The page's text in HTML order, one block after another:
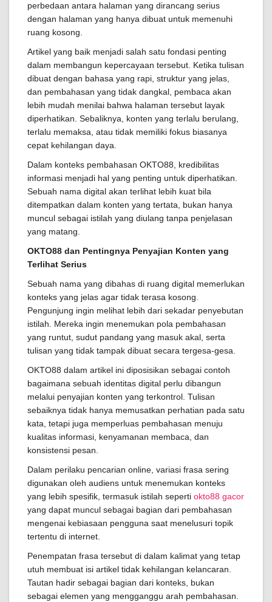
perbedaan antara halaman yang dirancang serius
dengan halaman yang hanya dibuat untuk memenuhi
ruang kosong.
Artikel yang baik menjadi salah satu fondasi penting
dalam membangun kepercayaan tersebut. Ketika tulisan
dibuat dengan bahasa yang rapi, struktur yang jelas,
dan pembahasan yang tidak dangkal, pembaca akan
lebih mudah menilai bahwa halaman tersebut layak
diperhatikan. Sebaliknya, konten yang terlalu berulang,
terlalu memaksa, atau tidak memiliki fokus biasanya
cepat kehilangan daya.
Dalam konteks pembahasan OKTO88, kredibilitas
informasi menjadi hal yang penting untuk diperhatikan.
Sebuah nama digital akan terlihat lebih kuat bila
ditempatkan dalam konten yang tertata, bukan hanya
muncul sebagai istilah yang diulang tanpa penjelasan
yang matang.
OKTO88 dan Pentingnya Penyajian Konten yang
Terlihat Serius
Sebuah nama yang dibahas di ruang digital memerlukan
konteks yang jelas agar tidak terasa kosong.
Pengunjung ingin melihat lebih dari sekadar penyebutan
istilah. Mereka ingin menemukan pola pembahasan
yang runtut, sudut pandang yang masuk akal, serta
tulisan yang tidak tampak dibuat secara tergesa-gesa.
OKTO88 dalam artikel ini diposisikan sebagai contoh
bagaimana sebuah identitas digital perlu dibangun
melalui penyajian konten yang terkontrol. Tulisan
sebaiknya tidak hanya memusatkan perhatian pada satu
kata, tetapi juga memperluas pembahasan menuju
kualitas informasi, kenyamanan membaca, dan
konsistensi pesan.
Dalam perilaku pencarian online, variasi frasa sering
digunakan oleh audiens untuk menemukan konteks
yang lebih spesifik, termasuk istilah seperti okto88 gacor
yang dapat muncul sebagai bagian dari pembahasan
mengenai kebiasaan pengguna saat menelusuri topik
tertentu di internet.
Penempatan frasa tersebut di dalam kalimat yang tetap
utuh membuat isi artikel tidak kehilangan kelancaran.
Tautan hadir sebagai bagian dari konteks, bukan
sebagai elemen yang mengganggu arah pembahasan.